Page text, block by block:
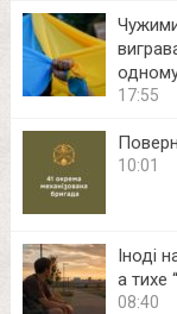
17:55
10:01
Іноді
а тихе
08:40